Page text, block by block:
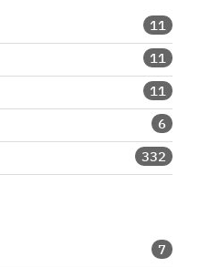
11
11
11
6
332
7